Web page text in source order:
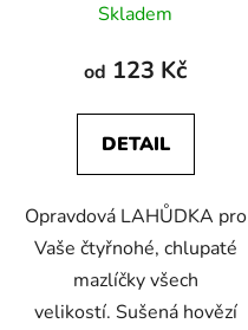
hodnocení
produktu
4,8
z
hvězdiček.
Skladem
od 123 Kč
DETAIL
Opravdová LAHŮDKA pro
Vaše čtyřnohé, chlupaté
mazlíčky všech
velikostí. Sušená hovězí